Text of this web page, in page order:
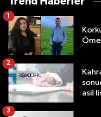
1
asil
2
3